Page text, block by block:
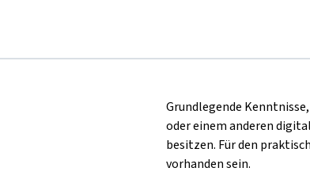
Grundlegende
oder einem anderen
besitzen. Für den
vorhanden sein.